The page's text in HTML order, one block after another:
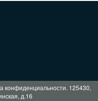
конфиденциальности. 125430,
д.16